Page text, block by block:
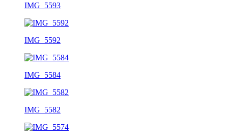
IMG_5593
IMG_5592
IMG_5584
IMG_5582